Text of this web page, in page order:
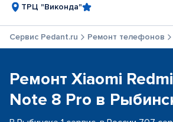
ТРЦ "Виконда"
Сервис Pedant.ru Ремонт телефонов
Ремонт Xiaomi
Note 8 Pro в